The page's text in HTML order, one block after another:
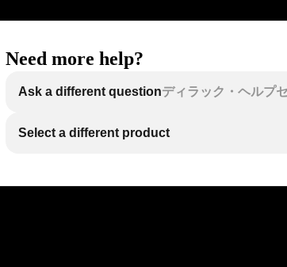
Need more help?
Ask a different questionディラック・ヘルプ
Select a different product